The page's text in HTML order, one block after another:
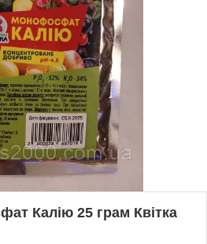
Калію 25 грам Квітка